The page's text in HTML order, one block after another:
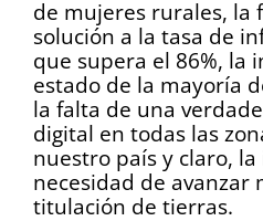
de mujeres rurales, la
solución a la tasa de
que supera el 86%, la
estado de la mayoría
la falta de una
digital en todas las
nuestro país y claro,
necesidad de avanzar
titulación de tierras.